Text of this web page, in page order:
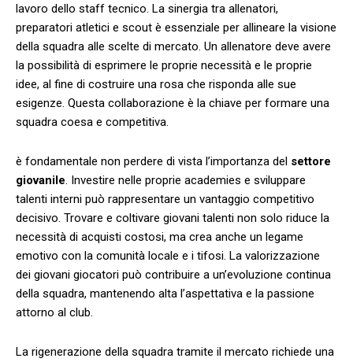
lavoro dello staff tecnico.‌ La ⁤sinergia tra allenatori,
preparatori atletici e⁢ scout è essenziale per allineare la visione
‍della squadra alle scelte di mercato. Un allenatore deve avere
la possibilità di esprimere le proprie necessità e le proprie
idee, al fine di costruire una ⁤rosa che risponda alle ‍sue
esigenze. Questa ⁣collaborazione è la chiave per formare una
squadra coesa e competitiva.
è ​fondamentale non perdere‍ di vista l’importanza del settore
giovanile . Investire nelle proprie academies e sviluppare
talenti interni può rappresentare un vantaggio competitivo
decisivo.⁤ Trovare e coltivare giovani talenti non solo riduce la
necessità di acquisti costosi, ma crea​ anche un legame
emotivo con ‍la comunità locale e i tifosi. ⁤La valorizzazione
dei giovani giocatori⁢ può contribuire a un’evoluzione continua
della ⁤squadra, mantenendo alta l’aspettativa e ⁤la passione
attorno al club.
La rigenerazione della squadra​ tramite il mercato richiede una